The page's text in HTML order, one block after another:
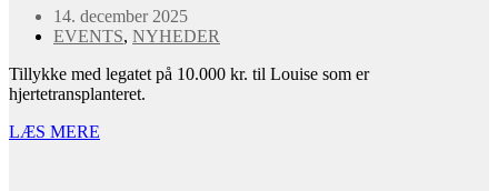
14. december 2025
EVENTS, NYHEDER
Tillykke med legatet på 10.000 kr. til Louise som er
hjertetransplanteret.
LÆS MERE